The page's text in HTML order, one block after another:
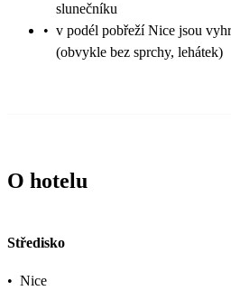
slunečníku
• v podél pobřeží Nice jsou
(obvykle bez sprchy, lehátek)
O hotelu
Středisko
• Nice